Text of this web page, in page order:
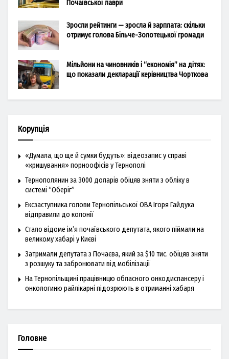
Почаївської лаври
Зросли рейтинги — зросла й зарплата: скільки
отримує голова Більче-Золотецької громади
Мільйони на чиновників і “економія” на дітях:
що показали декларації керівництва Чорткова
Корупція
«Думала, що ще й сумки будуть»: відеозапис у справі
«кришування» порноофісів у Тернополі
Тернополянин за 3000 доларів обіцяв зняти з обліку в
системі “Оберіг”
Ексзаступника голови Тернопільської ОВА Ігоря Гайдука
відправили до колонії
Стало відоме ім’я почаївського депутата, якого піймали на
великому хабарі у Києві
Затримали депутата з Почаєва, який за $10 тис. обіцяв зняти
з розшуку та забронювати від мобілізації
На Тернопільщині працівницю обласного онкодиспансеру і
онкологиню райлікарні підозрюють в отриманні хабаря
Головне